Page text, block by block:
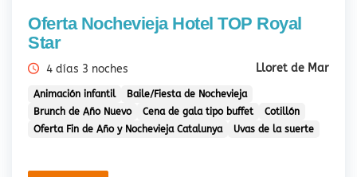
Oferta Nochevieja Hotel TOP Royal
Star
4 días 3 noches Lloret de Mar
Animación infantil
Baile/Fiesta de Nochevieja
Brunch de Año Nuevo
Cena de gala tipo buffet
Cotillón
Oferta Fin de Año y Nochevieja Catalunya
Uvas de la suerte